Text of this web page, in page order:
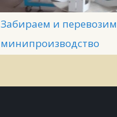
Забираем и перевозим
минипроизводство